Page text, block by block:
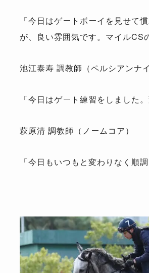
「今日はゲートボーイを見せて
が、良い雰囲気です。マイルCS
池江泰寿 調教師（ペルシアンナイ
「今日はゲート練習をしました
萩原清 調教師（ノームコア）
「今日もいつもと変わりなく順調